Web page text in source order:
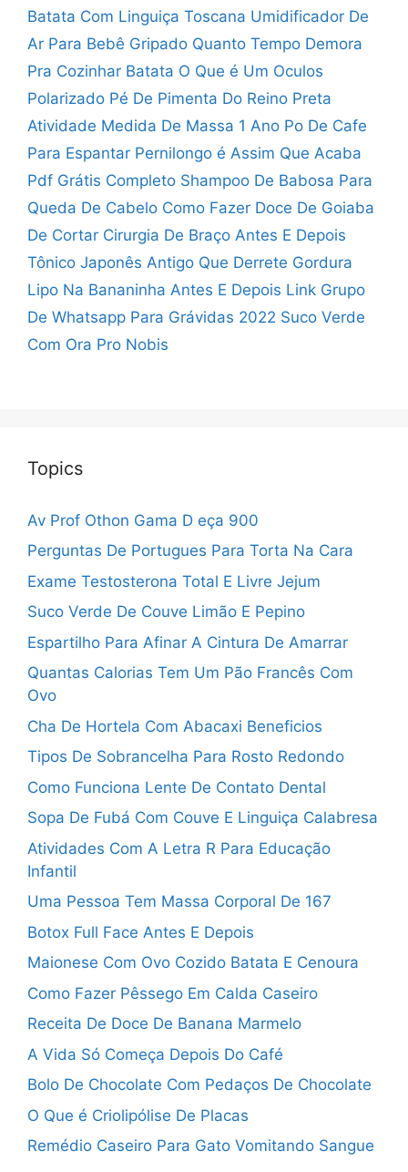
Batata Com Linguiça Toscana Umidificador De
Ar Para Bebê Gripado Quanto Tempo Demora
Pra Cozinhar Batata O Que é Um Oculos
Polarizado Pé De Pimenta Do Reino Preta
Atividade Medida De Massa 1 Ano Po De Cafe
Para Espantar Pernilongo é Assim Que Acaba
Pdf Grátis Completo Shampoo De Babosa Para
Queda De Cabelo Como Fazer Doce De Goiaba
De Cortar Cirurgia De Braço Antes E Depois
Tônico Japonês Antigo Que Derrete Gordura
Lipo Na Bananinha Antes E Depois Link Grupo
De Whatsapp Para Grávidas 2022 Suco Verde
Com Ora Pro Nobis
Topics
Av Prof Othon Gama D eça 900
Perguntas De Portugues Para Torta Na Cara
Exame Testosterona Total E Livre Jejum
Suco Verde De Couve Limão E Pepino
Espartilho Para Afinar A Cintura De Amarrar
Quantas Calorias Tem Um Pão Francês Com
Ovo
Cha De Hortela Com Abacaxi Beneficios
Tipos De Sobrancelha Para Rosto Redondo
Como Funciona Lente De Contato Dental
Sopa De Fubá Com Couve E Linguiça Calabresa
Atividades Com A Letra R Para Educação
Infantil
Uma Pessoa Tem Massa Corporal De 167
Botox Full Face Antes E Depois
Maionese Com Ovo Cozido Batata E Cenoura
Como Fazer Pêssego Em Calda Caseiro
Receita De Doce De Banana Marmelo
A Vida Só Começa Depois Do Café
Bolo De Chocolate Com Pedaços De Chocolate
O Que é Criolipólise De Placas
Remédio Caseiro Para Gato Vomitando Sangue